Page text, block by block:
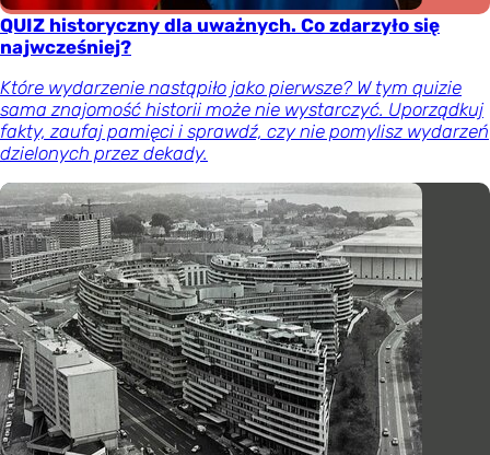
QUIZ historyczny dla uważnych. Co zdarzyło się
najwcześniej?
Które wydarzenie nastąpiło jako pierwsze? W tym quizie
sama znajomość historii może nie wystarczyć. Uporządkuj
fakty, zaufaj pamięci i sprawdź, czy nie pomylisz wydarzeń
dzielonych przez dekady.